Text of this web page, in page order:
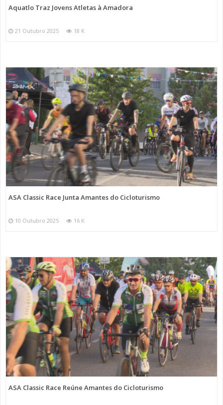
Aquatlo Traz Jovens Atletas à Amadora
21 Outubro 2025 18 K
ASA Classic Race Junta Amantes do Cicloturismo
10 Outubro 2025 16 K
ASA Classic Race Reúne Amantes do Cicloturismo